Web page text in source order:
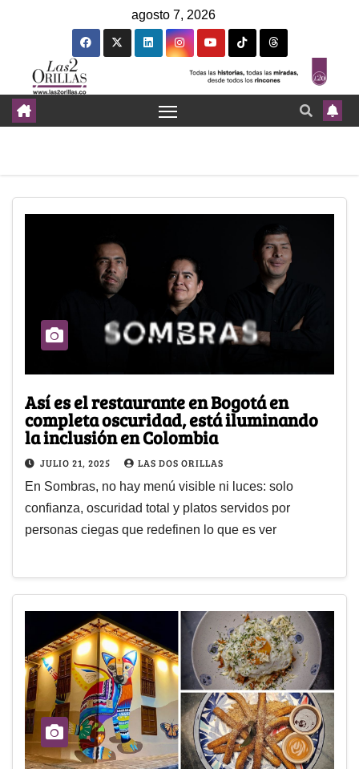
agosto 7, 2026
Así es el restaurante en Bogotá en
completa oscuridad, está iluminando
la inclusión en Colombia
JULIO 21, 2025 LAS DOS ORILLAS
En Sombras, no hay menú visible ni luces: solo
confianza, oscuridad total y platos servidos por
personas ciegas que redefinen lo que es ver